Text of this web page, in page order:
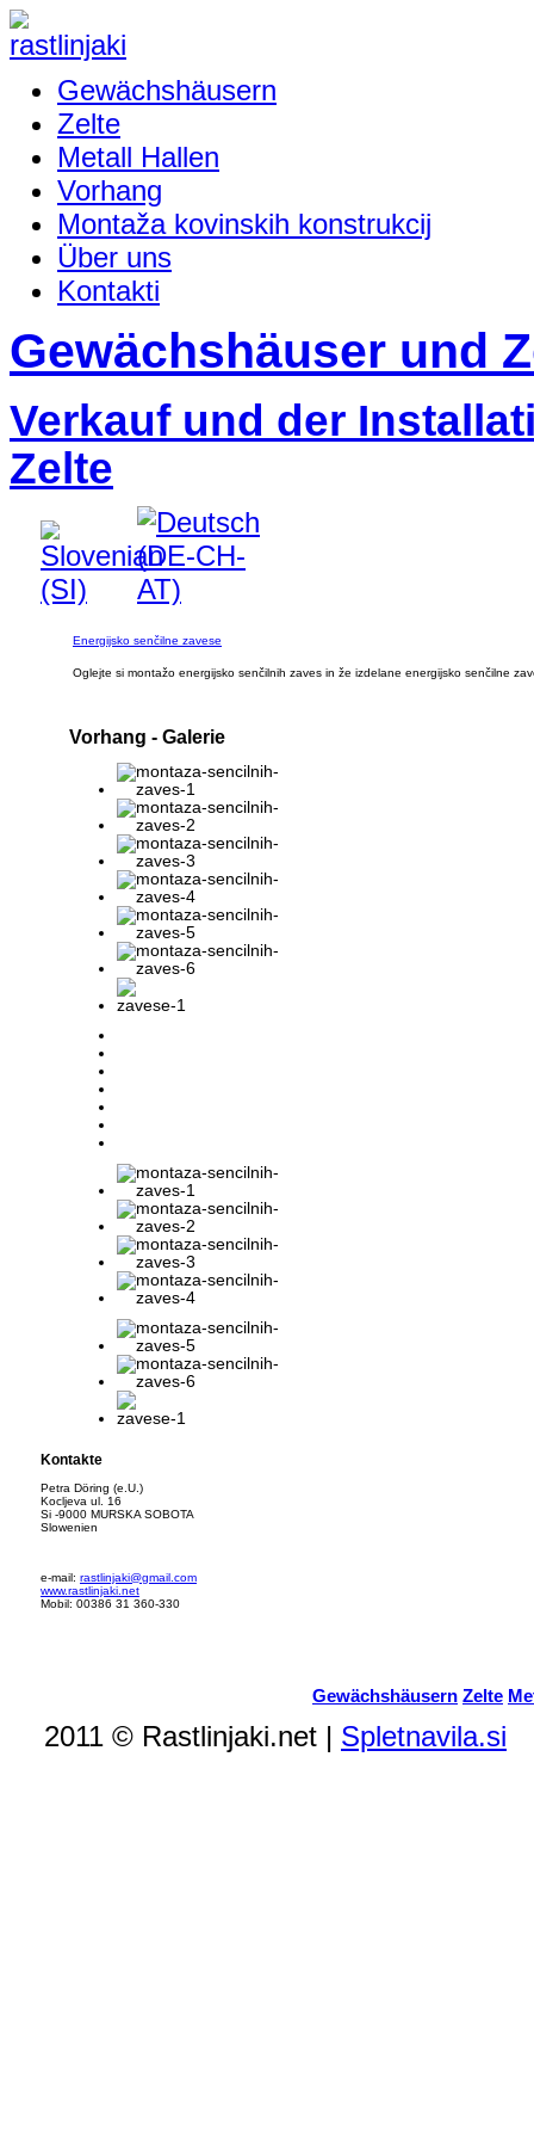
Gewächshäusern
Zelte
Metall Hallen
Vorhang
Montaža kovinskih konstrukcij
Über uns
Kontakti
Gewächshäuser und
Verkauf und der
Zelte
Energijsko senčilne zavese
Oglejte si montažo energijsko senčilnih zaves in že izdelane energijsko senčilne
Vorhang - Galerie
Kontakte
Petra Döring (e.U.)
Kocljeva ul. 16
Si -9000 MURSKA SOBOTA
Slowenien
e-mail: rastlinjaki@gmail.com
www.rastlinjaki.net
Mobil: 00386 31 360-330
Gewächshäusern Zelte
2011 © Rastlinjaki.net | Spletnavila.si